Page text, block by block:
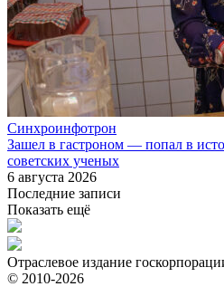
Синхроинфотрон
Зашел в гастроном — попал в
советских ученых
6 августа 2026
Последние записи
Показать ещё
Отраслевое издание
© 2010-2026